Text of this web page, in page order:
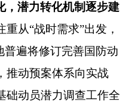
，潜力转化机制逐步建
重从“战时需求”出发，
普遍将修订完善国防动
推动预案体系向实战
础动员潜力调查工作全